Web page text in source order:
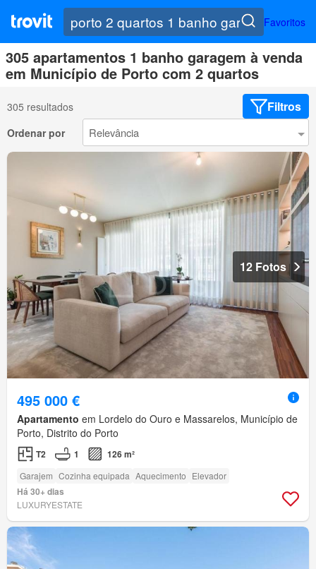
Favoritos
305 apartamentos 1 banho garagem à venda
em Município de Porto com 2 quartos
305 resultados Filtros
Ordenar por
12 Fotos
495 000 €
Apartamento em Lordelo do Ouro e Massarelos, Município de
Porto, Distrito do Porto
T2 1 126 m²
Garajem Cozinha equipada Aquecimento Elevador
Há 30+ dias
LUXURYESTATE